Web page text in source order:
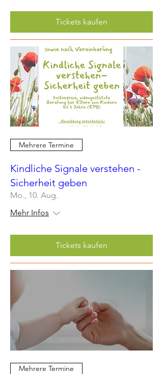
Tickets kaufen
Mehrere Termine
Kindliche Signale verstehen -
Sicherheit geben
Mo., 10. Aug.
Mehr Infos
Tickets kaufen
Mehrere Termine